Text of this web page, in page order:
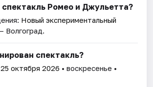
спектакль Ромео и Джульетта?
Новый экспериментальный
Волгоград.
спектакль?
25 октября 2026 • воскресенье •